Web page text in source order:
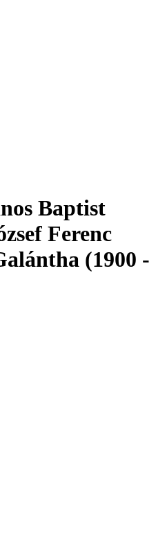
Baptist
Ferenc
(1900 -